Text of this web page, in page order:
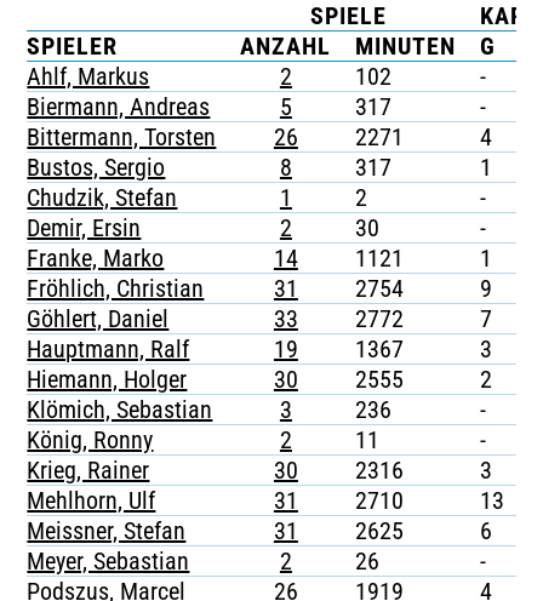
TICKETING
SPIELE
SPIELER
ANZAHL MINUTEN G
Ahlf, Markus
2 102 -
Biermann, Andreas
5 317 -
Bittermann, Torsten
26 2271 4
Bustos, Sergio
8 317 1
Chudzik, Stefan
1 2 -
Demir, Ersin
2 30 -
Franke, Marko
14 1121 1
Fröhlich, Christian
31 2754 9
Göhlert, Daniel
33 2772 7
Hauptmann, Ralf
19 1367 3
Hiemann, Holger
30 2555 2
Klömich, Sebastian
3 236 -
König, Ronny
2 11 -
Krieg, Rainer
30 2316 3
Mehlhorn, Ulf
31 2710 13
Meissner, Stefan
31 2625 6
Meyer, Sebastian
2 26 -
Podszus, Marcel
26 1919 4